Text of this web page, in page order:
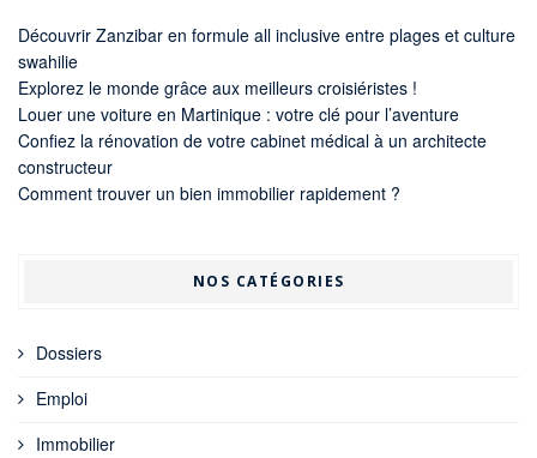
Découvrir Zanzibar en formule all inclusive entre plages et culture
swahilie
Explorez le monde grâce aux meilleurs croisiéristes !
Louer une voiture en Martinique : votre clé pour l’aventure
Confiez la rénovation de votre cabinet médical à un architecte
constructeur
Comment trouver un bien immobilier rapidement ?
NOS CATÉGORIES
Dossiers
Emploi
Immobilier